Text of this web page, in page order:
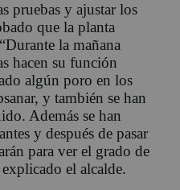
pruebas y ajustar los
que la planta
la mañana
hacen su función
algún poro en los
y también se han
Además se han
y después de pasar
para ver el grado de
el alcalde.